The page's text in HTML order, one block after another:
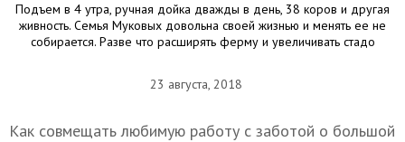
Подъем в 4 утра, ручная дойка дважды в день, 38 коров и другая
живность. Семья Муковых довольна своей жизнью и менять ее не
собирается. Разве что расширять ферму и увеличивать стадо
23 августа, 2018
Как совмещать любимую работу с заботой о большой